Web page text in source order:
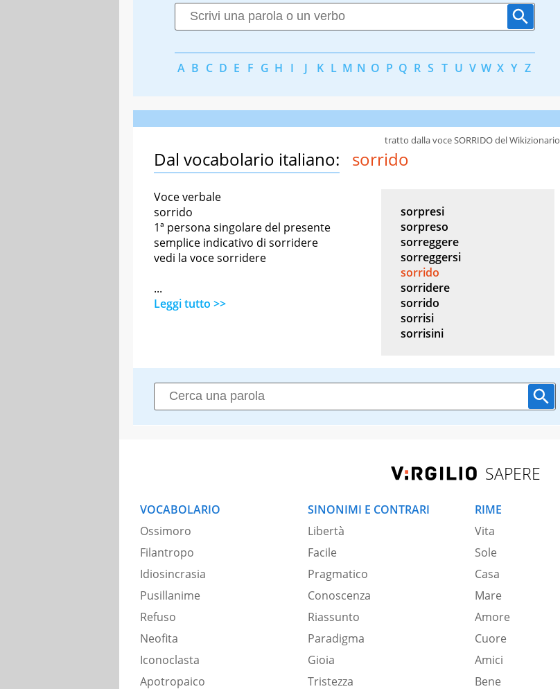
A B C D E F G H I J K L M N O P Q R S T U V W X Y Z
Dal vocabolario italiano: sorrido
tratto dalla voce SORRIDO del Wikizionario
Voce verbale
sorrido
1ª persona singolare del presente
semplice indicativo di sorridere
vedi la voce sorridere
...
Leggi tutto >>
sorpresi
sorpreso
sorreggere
sorreggersi
sorrido
sorridere
sorrido
sorrisi
sorrisini
SAPERE
VOCABOLARIO
Ossimoro
Filantropo
Idiosincrasia
Pusillanime
Refuso
Neofita
Iconoclasta
Apotropaico
SINONIMI E CONTRARI
Libertà
Facile
Pragmatico
Conoscenza
Riassunto
Paradigma
Gioia
Tristezza
RIME
Vita
Sole
Casa
Mare
Amore
Cuore
Amici
Bene